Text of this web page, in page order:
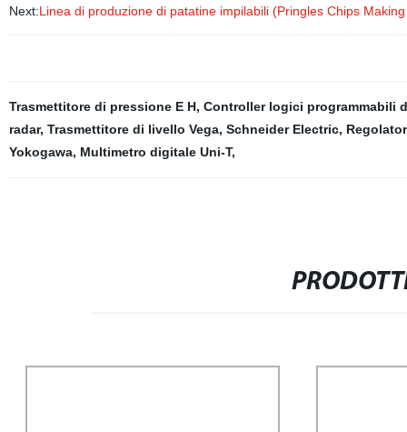
Next:Linea di produzione di patatine impilabili (Pringles Chips
Trasmettitore di pressione E H, Controller logici programmabili
radar, Trasmettitore di livello Vega, Schneider Electric,
Yokogawa, Multimetro digitale Uni-T,